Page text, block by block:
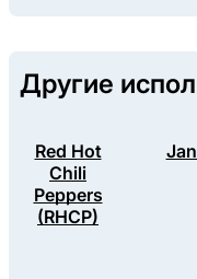
Другие
Red Hot
Chili
Peppers
(RHCP)